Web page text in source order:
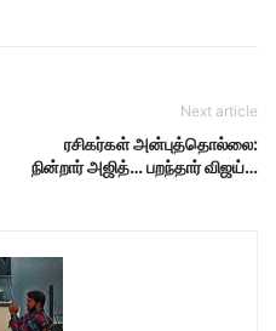
Next article
ரசிகர்கள் அன்புத்தொல்லை:
நின்றார் அஜித்… பறந்தார் விஜய்…